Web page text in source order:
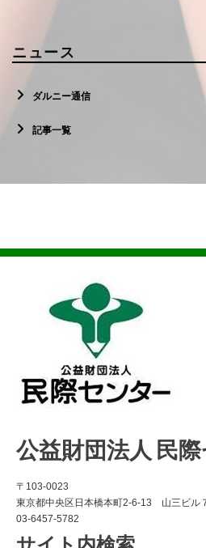
ニュース
ダルニー通信
記事一覧
公益財団法人 民
〒103-0023
東京都中央区日本橋本町2-6-13 山三ビル
03-6457-5782